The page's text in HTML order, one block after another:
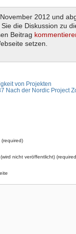
2012 und
Sie die Diskussion zu
Beitrag
setzen.
von Projekten
Nach der Nordic Project
(required)
nicht veröffentlicht)